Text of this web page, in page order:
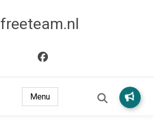
freeteam.nl
Menu